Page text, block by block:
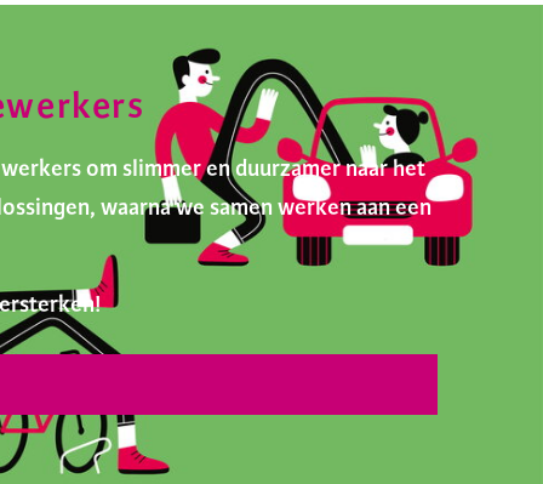
om slimmer en duurzamer naar het
waarna we samen werken aan een